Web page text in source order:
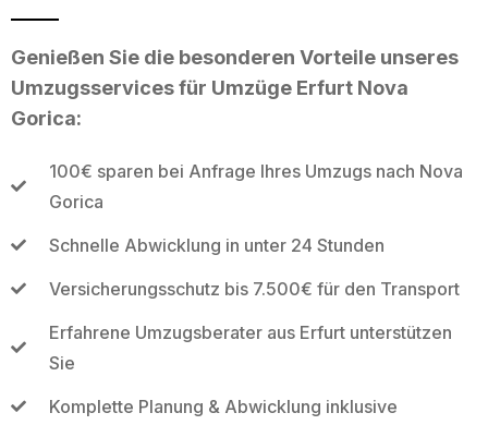
Genießen Sie die besonderen Vorteile unseres
Umzugsservices für Umzüge Erfurt Nova
Gorica:
100€ sparen bei Anfrage Ihres Umzugs nach Nova
Gorica
Schnelle Abwicklung in unter 24 Stunden
Versicherungsschutz bis 7.500€ für den Transport
Erfahrene Umzugsberater aus Erfurt unterstützen
Sie
Komplette Planung & Abwicklung inklusive